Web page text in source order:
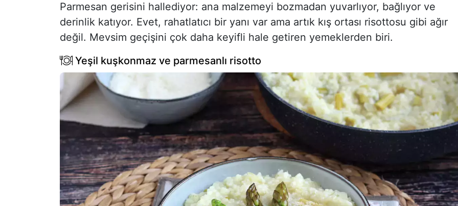
Parmesan gerisini hallediyor: ana malzemeyi bozmadan yuvarlıyor, bağlıyor ve
derinlik katıyor. Evet, rahatlatıcı bir yanı var ama artık kış ortası risottosu gibi ağır
değil. Mevsim geçişini çok daha keyifli hale getiren yemeklerden biri.
Yeşil kuşkonmaz ve parmesanlı risotto